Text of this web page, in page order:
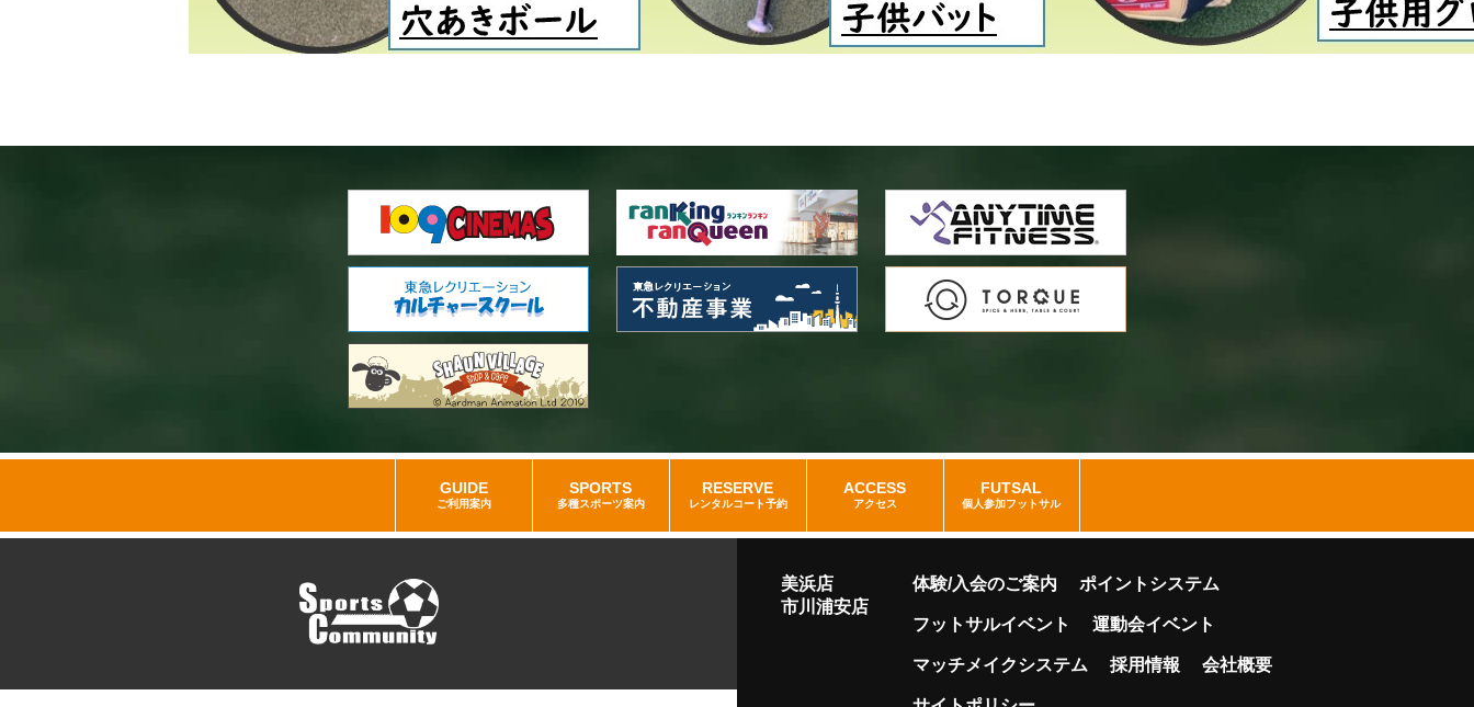
GUIDE
ご利用案内
SPORTS
多種スポーツ案内
RESERVE
レンタルコート予約
ACCESS
アクセス
FUTSAL
個人参加フットサル
美浜店
市川浦安店
体験/入会のご案内 ポイントシステム
フットサルイベント 運動会イベント
マッチメイクシステム 採用情報 会社概要